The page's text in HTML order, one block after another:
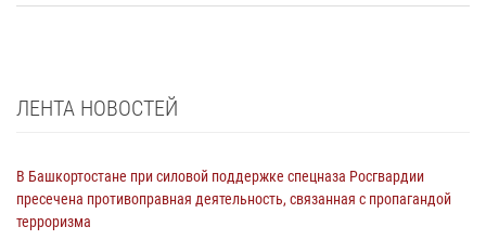
ЛЕНТА НОВОСТЕЙ
В Башкортостане при силовой поддержке спецназа Росгвардии
пресечена противоправная деятельность, связанная с пропагандой
терроризма